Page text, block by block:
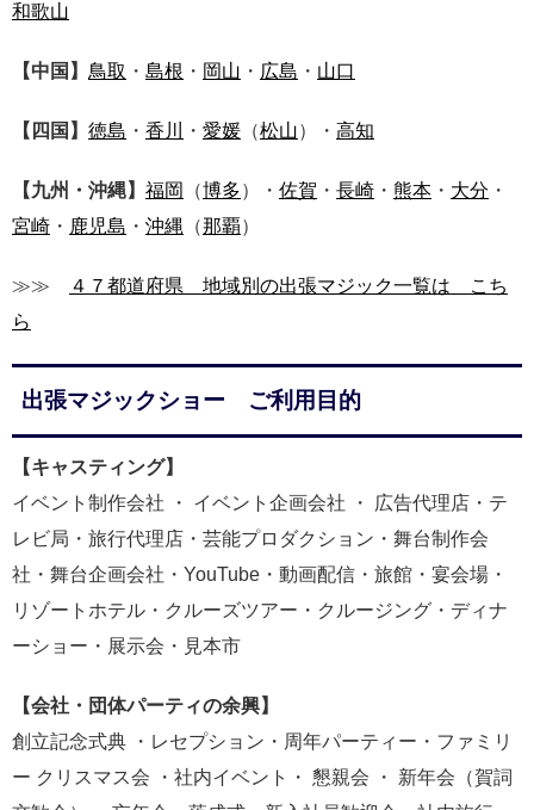
和歌山
【中国】 鳥取 ・ 島根 ・ 岡山 ・ 広島 ・ 山口
【四国】 徳島 ・ 香川 ・ 愛媛 （松山）・ 高知
【九州・沖縄】 福岡 （博多）・ 佐賀 ・ 長崎 ・ 熊本 ・ 大分 ・
宮崎 ・ 鹿児島 ・ 沖縄 （那覇）
≫≫
４７都道府県 地域別の出張マジック一覧は こち
ら
出張マジックショー ご利用目的
【キャスティング】
イベント制作会社 ・ イベント企画会社 ・ 広告代理店・テ
レビ局・旅行代理店・芸能プロダクション・舞台制作会
社・舞台企画会社・YouTube・動画配信・旅館・宴会場・
リゾートホテル・クルーズツアー・クルージング・ディナ
ーショー・展示会・見本市
【会社・団体パーティの余興】
創立記念式典 ・レセプション・周年パーティー・ファミリ
ー クリスマス会 ・社内イベント・ 懇親会 ・ 新年会（賀詞